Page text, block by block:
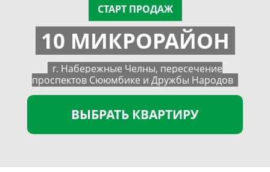
СТАРТ ПРОДАЖ
10 МИКРОРАЙОН
г. Набережные Челны, пересечение
проспектов Сююмбике и Дружбы Народов
ВЫБРАТЬ КВАРТИРУ